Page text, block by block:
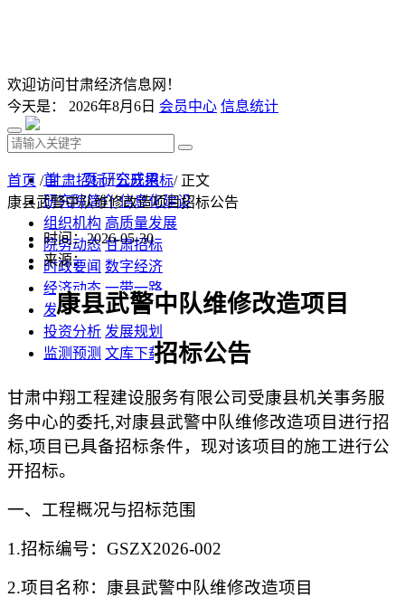
欢迎访问甘肃经济信息网！
今天是： 2026年8月6日 会员中心 信息统计
首 页 研究成果
研究院简介 信息化建设
组织机构 高质量发展
院务动态 甘肃招标
时政要闻 数字经济
经济动态 一带一路
发改视点 乡村振兴
投资分析 发展规划
监测预测 文库下载
首页 /甘肃招标/公开招标/ 正文
康县武警中队维修改造项目招标公告
时间：2026-05-30
来源：
康县武警中队维修改造项目
招标公告
甘肃中翔工程建设服务有限公司受康县机关事务服
务中心的委托,对康县武警中队维修改造项目 进行招
标,项目已具备招标条件，现对该项目的施工进行公
开招标。
一、工程概况与招标范围
1.招标编号：GSZX2026-002
2.项目名称： 康县武警中队维修改造项目